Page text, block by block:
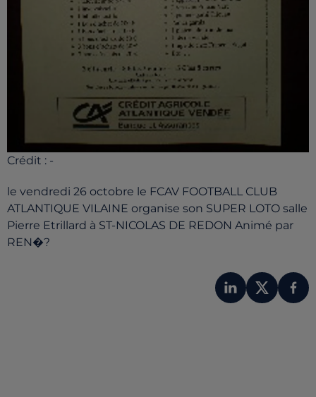
Crédit : -
le vendredi 26 octobre le FCAV FOOTBALL CLUB
ATLANTIQUE VILAINE organise son SUPER LOTO salle
Pierre Etrillard à ST-NICOLAS DE REDON Animé par
REN�?